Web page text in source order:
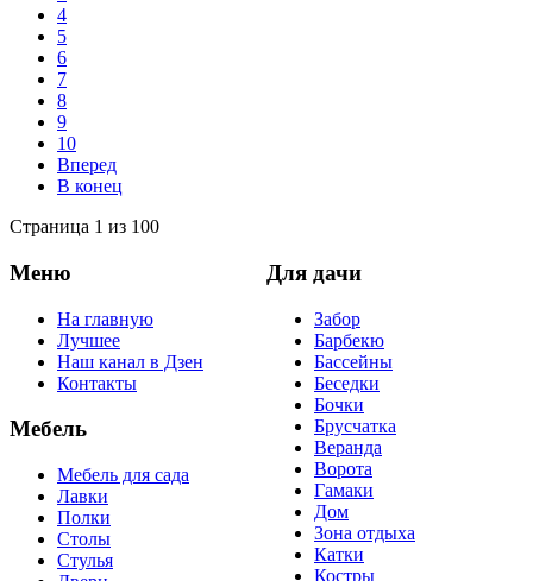
4
5
6
7
8
9
10
Вперед
В конец
Страница 1 из 100
Меню
На главную
Лучшее
Наш канал в Дзен
Контакты
Мебель
Мебель для сада
Лавки
Полки
Столы
Стулья
Для дачи
Забор
Барбекю
Бассейны
Беседки
Бочки
Брусчатка
Веранда
Ворота
Гамаки
Дом
Зона отдыха
Катки
Костры